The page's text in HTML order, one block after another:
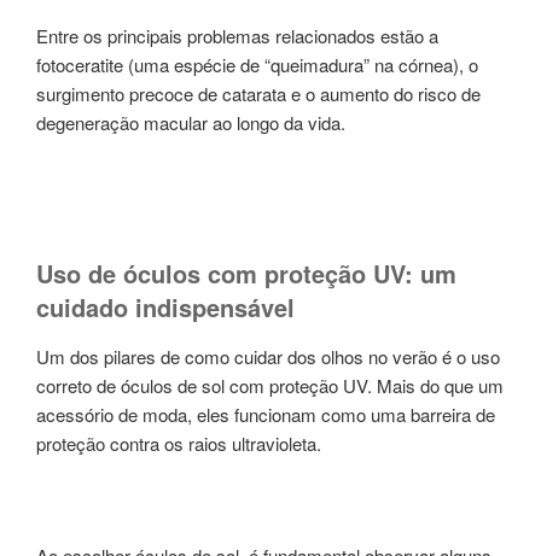
Entre os principais problemas relacionados estão a
fotoceratite (uma espécie de “queimadura” na córnea), o
surgimento precoce de catarata e o aumento do risco de
degeneração macular ao longo da vida.
Uso de óculos com proteção UV: um
cuidado indispensável
Um dos pilares de como cuidar dos olhos no verão é o uso
correto de óculos de sol com proteção UV. Mais do que um
acessório de moda, eles funcionam como uma barreira de
proteção contra os raios ultravioleta.